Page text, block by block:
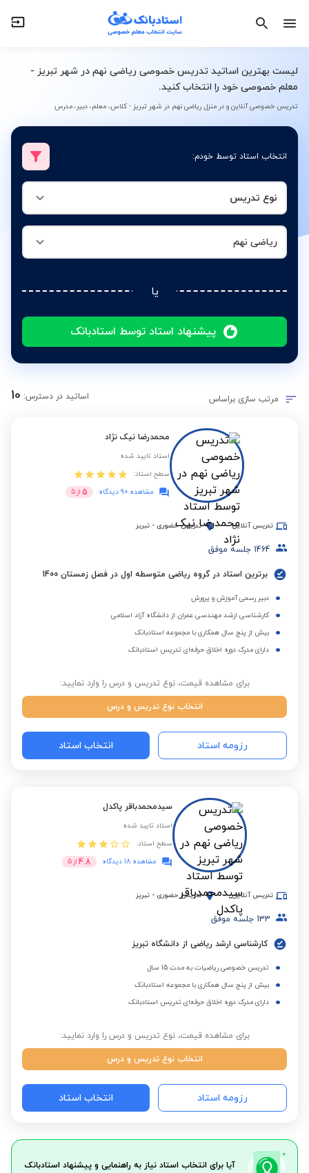
لیست بهترین اساتید تدریس خصوصی ریاضی نهم در شهر تبریز -
معلم خصوصی خود را انتخاب کنید.
تدریس خصوصی آنلاین و در منزل ریاضی نهم در شهر تبریز - کلاس، معلم، دبیر، مدرس
انتخاب استاد توسط خودم:
نوع تدریس
ریاضی نهم
یا
پیشنهاد استاد توسط استادبانک
ریاضی نهم
مرتب سازی براساس اساتید در دسترس: 10
محمدرضا نیک نژاد
استاد تایید شده
سطح استاد:
مشاهده 90 دیدگاه
5 از 5
تدریس آنلاین تدریس حضوری - تبریز
1464 جلسه موفق
برترین استاد در گروه ریاضی متوسطه اول در فصل زمستان 1400
دبیر رسمی آموزش و پرورش
کارشناسی ارشد مهندسی عمران از دانشگاه آزاد اسلامی
بیش از پنج سال همکاری با مجموعه استادبانک
دارای مدرک دوره اخلاق حرفه‌ای تدریس استادبانک
برای مشاهده قیمت، نوع تدریس و درس را وارد نمایید:
انتخاب نوع تدریس و درس
رزومه استاد انتخاب استاد
سیدمحمدباقر پاکدل
استاد تایید شده
سطح استاد:
مشاهده 18 دیدگاه
4.8 از 5
تدریس آنلاین تدریس حضوری - تبریز
133 جلسه موفق
کارشناسی ارشد ریاضی از دانشگاه تبریز
تدریس خصوصی ریاضیات به مدت 15 سال
بیش از پنج سال همکاری با مجموعه استادبانک
دارای مدرک دوره اخلاق حرفه‌ای تدریس استادبانک
برای مشاهده قیمت، نوع تدریس و درس را وارد نمایید:
انتخاب نوع تدریس و درس
رزومه استاد انتخاب استاد
آیا برای انتخاب استاد نیاز به راهنمایی و پیشنهاد استادبانک